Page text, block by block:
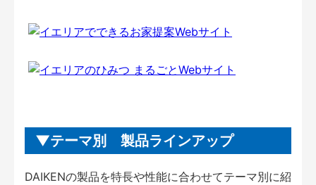
テーマ別 製品ラインアップ
DAIKENの製品を特長や性能に合わせてテーマ別に紹